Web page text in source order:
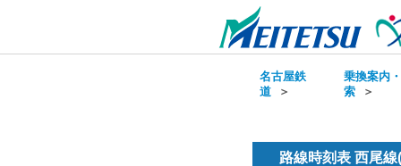
名古屋鉄
道 ＞
乗換案内
索＞
路線時刻表 西尾